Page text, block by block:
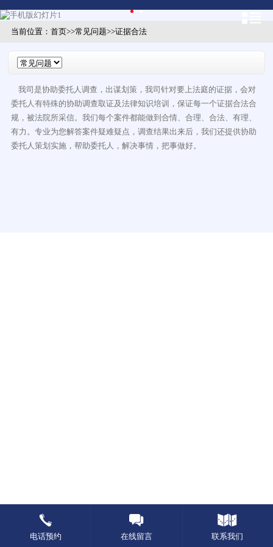
当前位置： 首页>>常见问题>>证据合法
我司是协助委托人调查，出谋划策，我司针对要上法庭的证据，会对
委托人有特殊的协助调查取证及法律知识培训，保证每一个证据合法合
规，被法院所采信。我们每个案件都能做到合情、合理、合法、有理、
有力。专业为您解答案件疑难疑点，调查结果出来后，我们还提供协助
委托人策划实施，帮助委托人，解决事情，把事做好。
电话预约 在线留言 联系我们